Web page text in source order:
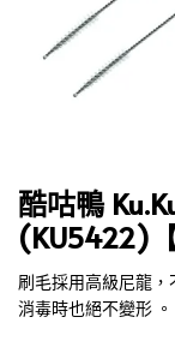
酷咕鴨
(KU5422)
刷毛採用高級尼龍
消毒時也絕不變形 。